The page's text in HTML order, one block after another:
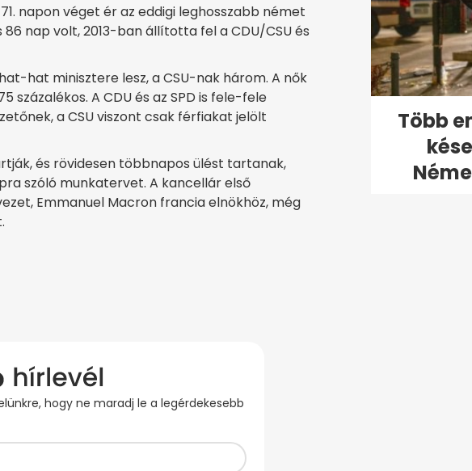
napon véget ér az eddigi leghosszabb német
nap volt, 2013-ban állította fel a CDU/CSU és
hat minisztere lesz, a CSU-nak három. A nők
A CDU és az SPD is fele-fele
a CSU viszont csak férfiakat jelölt
és rövidesen többnapos ülést tartanak,
szóló munkatervet. A kancellár első
Emmanuel Macron francia elnökhöz, még
hogy ne maradj le a legérdekesebb
Több